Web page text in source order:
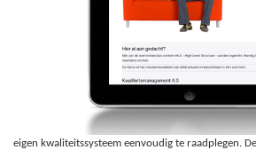
eigen kwaliteitssysteem eenvoudig te raadplegen.